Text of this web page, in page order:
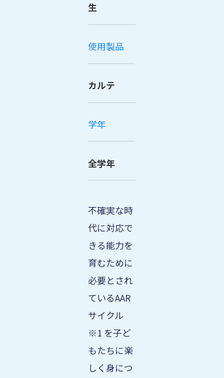
生
使用製品
カルテ
学年
全学年
不確実な時
代に対応で
きる能力を
育むために
必要とされ
ているAAR
サイクル
※1 を子ど
もたちに楽
しく身につ